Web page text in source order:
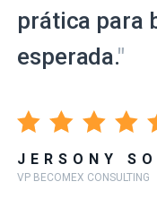
prática para
esperada."
JERSONY
VP BECOMEX CONSULTING